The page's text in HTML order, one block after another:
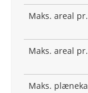
Maks. areal
Maks. areal
Maks.